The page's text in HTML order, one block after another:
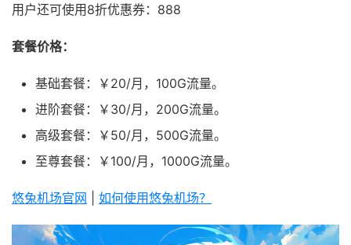
用户还可使用8折优惠券：888
套餐价格：
基础套餐：￥20/月，100G流量。
进阶套餐：￥30/月，200G流量。
高级套餐：￥50/月，500G流量。
至尊套餐：￥100/月，1000G流量。
悠兔机场官网 如何使用悠兔机场？